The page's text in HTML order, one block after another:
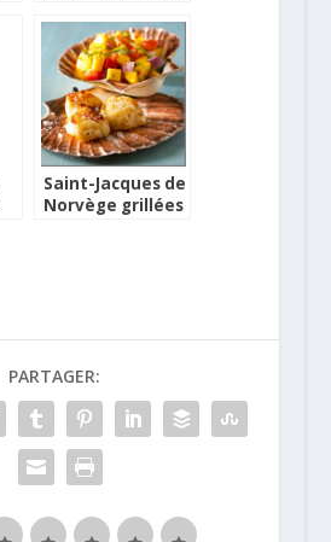
combawa, fruits
rouges en gelée
Saint-Jacques de
Norvège grillées
PARTAGER: